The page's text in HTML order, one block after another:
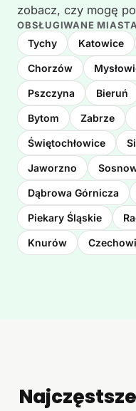
zobacz, czy mogę
OBSŁUGIWANE
Tychy Katowice
Chorzów
Pszczyna Bieruń
Bytom Zabrze
Świętochłowice
Jaworzno
Dąbrowa Górnicza
Piekary Śląskie
Knurów